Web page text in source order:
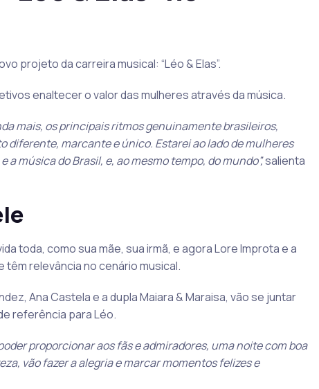
projeto da carreira musical: “Léo & Elas”.
enaltecer o valor das mulheres através da música.
mais, os principais ritmos genuinamente brasileiros,
marcante e único. Estarei ao lado de mulheres
música do Brasil, e, ao mesmo tempo, do mundo”,salienta
toda, como sua mãe, sua irmã, e agora Lore Improta e a
têm relevância no cenário musical.
Ana Castela e a dupla Maiara & Maraisa, vão se juntar
referência para Léo.
proporcionar aos fãs e admiradores, uma noite com boa
vão fazer a alegria e marcar momentos felizes e